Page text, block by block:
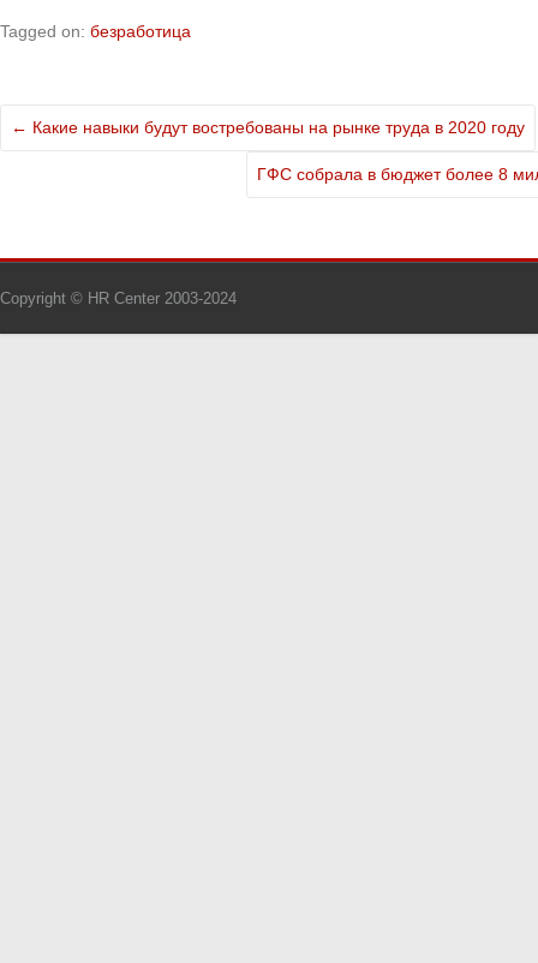
Tagged on: безработица
← Какие навыки будут востребованы на рынке труда в 2020 году
ГФС собрала в бюджет более 8
Copyright © HR Center 2003-2024